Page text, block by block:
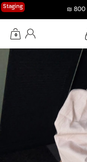
Staging
0
החשבון שלי